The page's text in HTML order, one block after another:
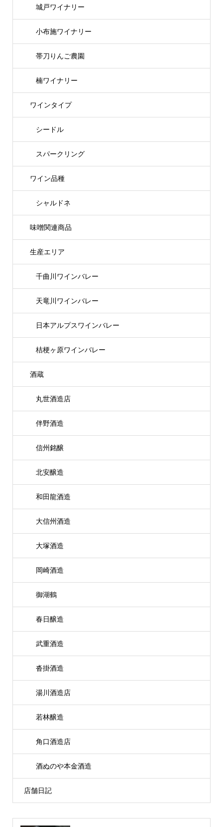
城戸ワイナリー
小布施ワイナリー
帯刀りんご農園
楠ワイナリー
ワインタイプ
シードル
スパークリング
ワイン品種
シャルドネ
味噌関連商品
生産エリア
千曲川ワインバレー
天竜川ワインバレー
日本アルプスワインバレー
桔梗ヶ原ワインバレー
酒蔵
丸世酒造店
伴野酒造
信州銘醸
北安醸造
和田龍酒造
大信州酒造
大塚酒造
岡崎酒造
御湖鶴
春日醸造
武重酒造
沓掛酒造
湯川酒造店
若林醸造
角口酒造店
酒ぬのや本金酒造
店舗日記